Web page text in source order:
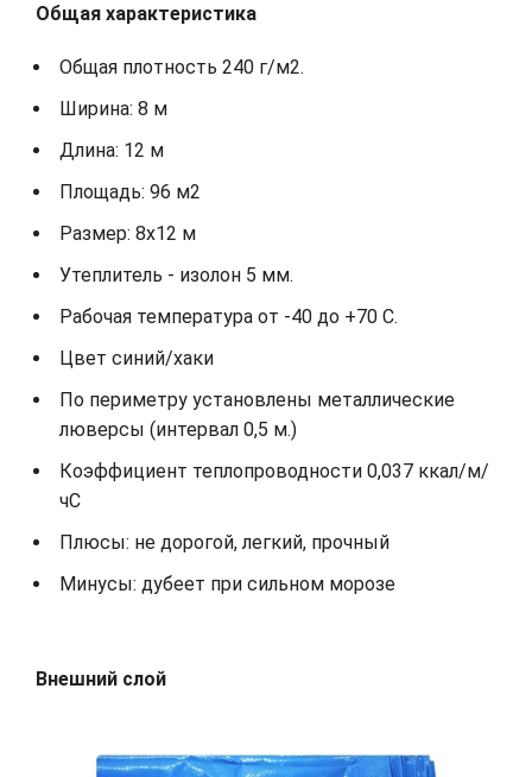
Общая характеристика
Общая плотность 240 г/м2.
Ширина: 8 м
Длина: 12 м
Площадь: 96 м2
Размер: 8х12 м
Утеплитель - изолон 5 мм.
Рабочая температура от -40 до +70 С.
Цвет синий/хаки
По периметру установлены металлические
люверсы (интервал 0,5 м.)
Коэффициент теплопроводности 0,037 ккал/м/
чС
Плюсы: не дорогой, легкий, прочный
Минусы: дубеет при сильном морозе
Внешний слой